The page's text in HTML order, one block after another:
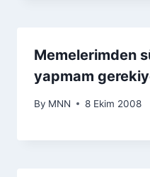
Memelerimden
yapmam
By MNN 8 Ekim 2008